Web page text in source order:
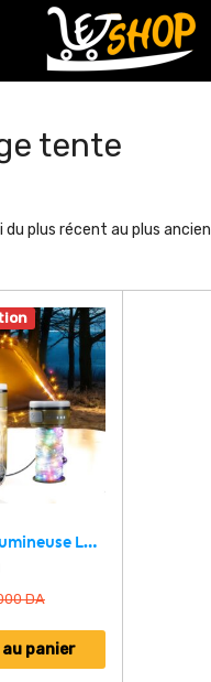
tente
du plus récent au plus ancien
Guirlande Lumineuse LED Rechargeable 4en1 Étanche IPX4 – سلسلة أضواء قابلة لإعادة الشحن
DA
panier